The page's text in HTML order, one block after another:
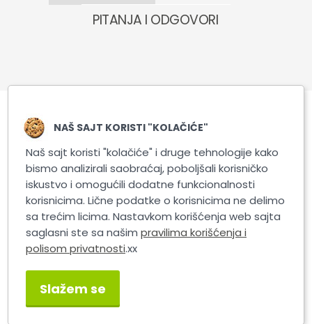
PITANJA I ODGOVORI
Slični proizvodi
NAŠ SAJT KORISTI "KOLAČIĆE"
Naš sajt koristi "kolačiće" i druge tehnologije kako
bismo analizirali saobraćaj, poboljšali korisničko
iskustvo i omogućili dodatne funkcionalnosti
korisnicima. Lične podatke o korisnicima ne delimo
sa trećim licima. Nastavkom korišćenja web sajta
saglasni ste sa našimpravilima korišćenja i
polisom privatnosti.xx
Slažem se